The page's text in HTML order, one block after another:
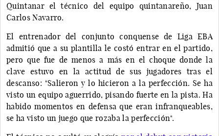
Quintanar el técnico del equipo quintanareño, Juan
Carlos Navarro.
El entrenador del conjunto conquense de Liga EBA
admitió que a su plantilla le costó entrar en el partido,
pero que fue de menos a más en el choque donde la
clave estuvo en la actitud de sus jugadores tras el
descanso: "Salieron y lo hicieron a la perfección. Se ha
visto un equipo aguerrido, pisando fuerte en la pista. Ha
habido momentos en defensa que eran infranqueables,
se ha visto un juego que rozaba la perfección".